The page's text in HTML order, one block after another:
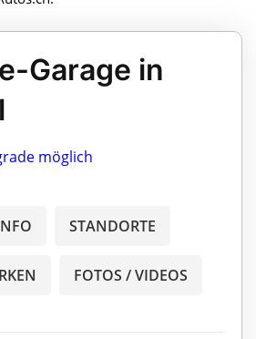
Garage in
möglich
STANDORTE
FOTOS / VIDEOS